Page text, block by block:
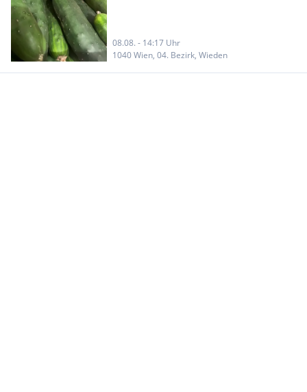
08.08. - 14:17 Uhr
1040 Wien, 04. Bezirk, Wieden